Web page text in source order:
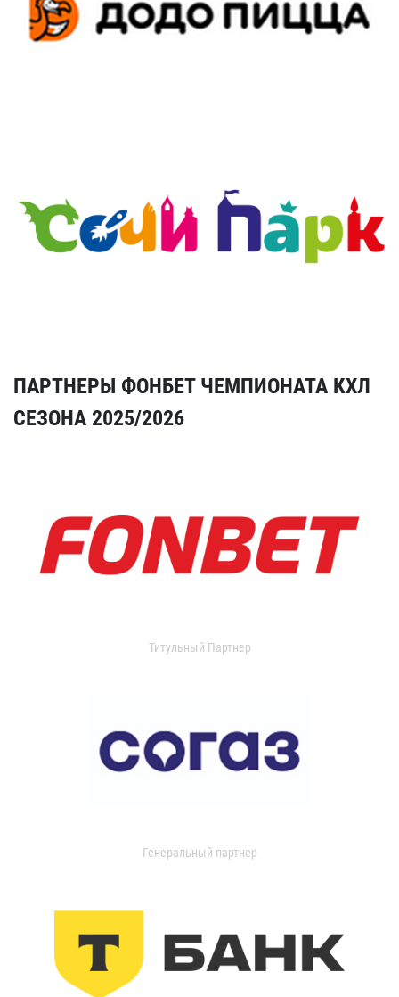
ПАРТНЕРЫ ФОНБЕТ ЧЕМПИОНАТА КХЛ
СЕЗОНА 2025/2026
Титульный Партнер
Генеральный партнер